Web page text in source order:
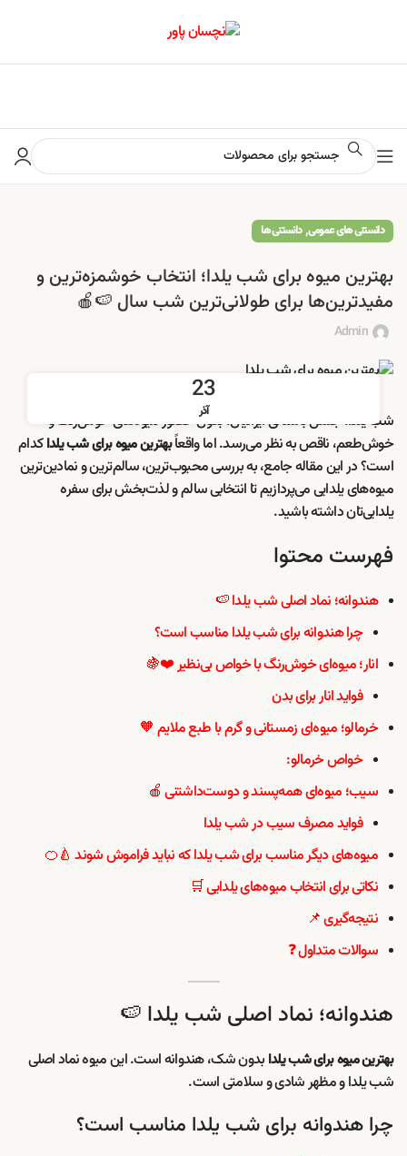
دانستنی های عمومی,دانستنی ها
بهترین میوه برای شب یلدا؛ انتخاب خوشمزه‌ترین و
مفیدترین‌ها برای طولانی‌ترین شب سال 🍉🍎
Admin
23
آذر
شب یلدا، جشن باستانی ایرانیان، بدون حضور میوه‌های خوش‌رنگ و
خوش‌طعم، ناقص به نظر می‌رسد. اما واقعاًبهترین میوه برای شب یلداکدام
است؟ در این مقاله جامع، به بررسی محبوب‌ترین، سالم‌ترین و نمادین‌ترین
میوه‌های یلدایی می‌پردازیم تا انتخابی سالم و لذت‌بخش برای سفره
یلدایی‌تان داشته باشید.
فهرست محتوا
هندوانه؛ نماد اصلی شب یلدا 🍉
چرا هندوانه برای شب یلدا مناسب است؟
انار؛ میوه‌ای خوش‌رنگ با خواص بی‌نظیر ❤️🍇
فواید انار برای بدن
خرمالو؛ میوه‌ای زمستانی و گرم با طبع ملایم 🧡
خواص خرمالو:
سیب؛ میوه‌ای همه‌پسند و دوست‌داشتنی 🍎
فواید مصرف سیب در شب یلدا
میوه‌های دیگر مناسب برای شب یلدا که نباید فراموش شوند 🍐🍊
نکاتی برای انتخاب میوه‌های یلدایی 🛒
نتیجه‌گیری 📌
سوالات متداول ❓
هندوانه؛ نماد اصلی شب یلدا 🍉
بهترین میوه برای شب یلدا بدون شک، هندوانه است. این میوه نماد اصلی
شب یلدا و مظهر شادی و سلامتی است.
چرا هندوانه برای شب یلدا مناسب است؟